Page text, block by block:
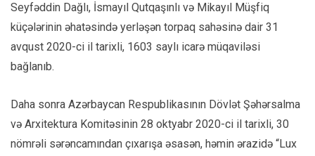
Seyfəddin Dağlı, İsmayıl Qutqaşınlı və Mikayıl Müşfiq
küçələrinin əhatəsində yerləşən torpaq sahəsinə dair 31
avqust 2020-ci il tarixli, 1603 saylı icarə müqaviləsi
bağlanıb.
Daha sonra Azərbaycan Respublikasının Dövlət Şəhərsalma
və Arxitektura Komitəsinin 28 oktyabr 2020-ci il tarixli, 30
nömrəli sərəncamından çıxarışa əsasən, həmin ərazidə “Lux